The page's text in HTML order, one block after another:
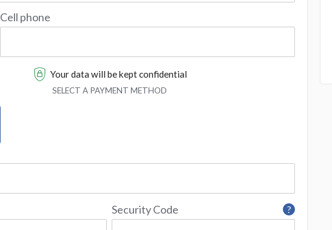
Cell phone
Your data will be kept confidential
SELECT A PAYMENT METHOD
?
Security Code